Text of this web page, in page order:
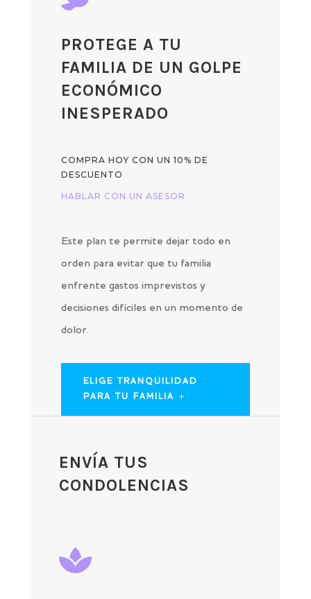
PROTEGE A TU
FAMILIA DE UN GOLPE
ECONÓMICO
INESPERADO
COMPRA HOY CON UN 10% DE
DESCUENTO
HABLAR CON UN ASESOR
Este plan te permite dejar todo en
orden para evitar que tu familia
enfrente gastos imprevistos y
decisiones difíciles en un momento de
dolor.
ELIGE TRANQUILIDAD
PARA TU FAMILIA
ENVÍA TUS
CONDOLENCIAS
